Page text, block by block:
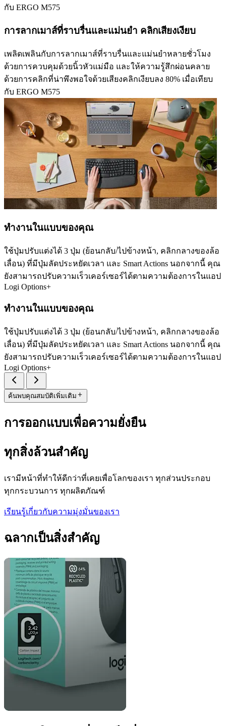
กับ ERGO M575
การลากเมาส์ที่ราบรื่นและแม่นยำ คลิกเสียงเงียบ
เพลิดเพลินกับการลากเมาส์ที่ราบรื่นและแม่นยำหลายชั่วโมง
ด้วยการควบคุมด้วยนิ้วหัวแม่มือ และให้ความรู้สึกผ่อนคลาย
ด้วยการคลิกที่น่าพึงพอใจด้วยเสียงคลิกเงียบลง 80% เมื่อเทียบ
กับ ERGO M575
ทำงานในแบบของคุณ
ใช้ปุ่มปรับแต่งได้ 3 ปุ่ม (ย้อนกลับ/ไปข้างหน้า, คลิกกลางของล้อ
เลื่อน) ที่มีปุ่มลัดประหยัดเวลา และ Smart Actions นอกจากนี้ คุณ
ยังสามารถปรับความเร็วเคอร์เซอร์ได้ตามความต้องการในแอป
Logi Options+
ทำงานในแบบของคุณ
ใช้ปุ่มปรับแต่งได้ 3 ปุ่ม (ย้อนกลับ/ไปข้างหน้า, คลิกกลางของล้อ
เลื่อน) ที่มีปุ่มลัดประหยัดเวลา และ Smart Actions นอกจากนี้ คุณ
ยังสามารถปรับความเร็วเคอร์เซอร์ได้ตามความต้องการในแอป
Logi Options+
ค้นพบคุณสมบัติเพิ่มเติม
การออกแบบเพื่อความยั่งยืน
ทุกสิ่งล้วนสำคัญ
เรามีหน้าที่ทำให้ดีกว่าที่เคยเพื่อโลกของเรา ทุกส่วนประกอบ
ทุกกระบวนการ ทุกผลิตภัณฑ์
เรียนรู้เกี่ยวกับความมุ่งมั่นของเรา
ฉลากเป็นสิ่งสำคัญ